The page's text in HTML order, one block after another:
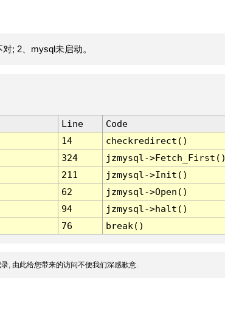
; 2、mysql未启动。
Line
Code
14
checkredirect()
324
jzmysql-
211
jzmysql->Init()
62
jzmysql->Open()
94
jzmysql->halt()
76 break()
, 由此给您带来的访问不便我们深感歉意.